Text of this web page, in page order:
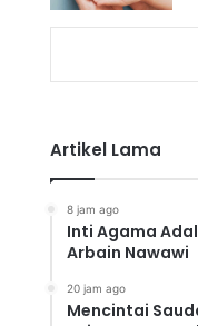
Artikel Lama
8 jam ago
Inti Agama
Arbain Nawawi
20 jam ago
Mencintai